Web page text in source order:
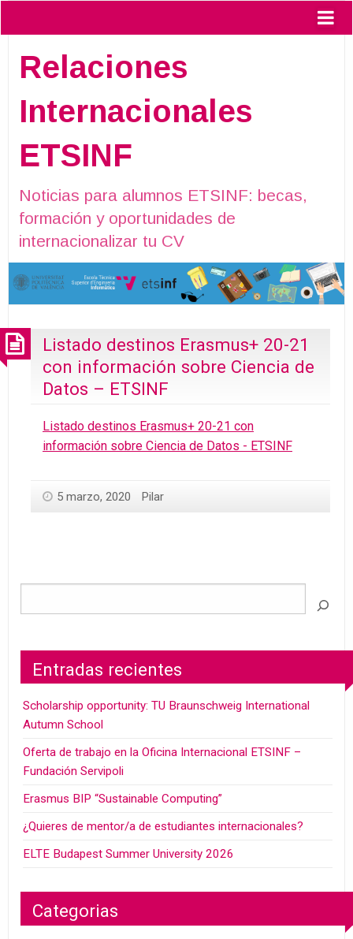
Relaciones
Internacionales
ETSINF
Noticias para alumnos ETSINF: becas,
formación y oportunidades de
internacionalizar tu CV
Listado destinos Erasmus+ 20-21
con información sobre Ciencia de
Datos – ETSINF
Listado destinos Erasmus+ 20-21 con
información sobre Ciencia de Datos - ETSINF
5 marzo, 2020 Pilar
Entradas recientes
Scholarship opportunity: TU Braunschweig International
Autumn School
Oferta de trabajo en la Oficina Internacional ETSINF –
Fundación Servipoli
Erasmus BIP “Sustainable Computing”
¿Quieres de mentor/a de estudiantes internacionales?
ELTE Budapest Summer University 2026
Categorias